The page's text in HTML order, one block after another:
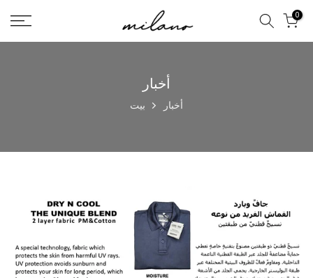
تخطى
الى
المحتوى
0
أخبار
بيت أخبار